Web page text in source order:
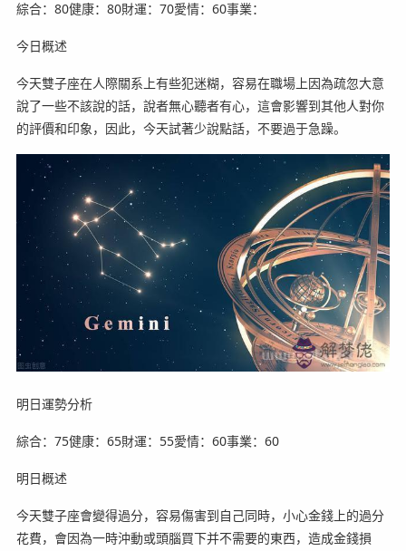
綜合：80健康：80財運：70愛情：60事業：
今日概述
今天雙子座在人際關系上有些犯迷糊，容易在職場上因為疏忽大意
說了一些不該說的話，說者無心聽者有心，這會影響到其他人對你
的評價和印象，因此，今天試著少說點話，不要過于急躁。
明日運勢分析
綜合：75健康：65財運：55愛情：60事業：60
明日概述
今天雙子座會變得過分，容易傷害到自己同時，小心金錢上的過分
花費，會因為一時沖動或頭腦買下并不需要的東西，造成金錢損